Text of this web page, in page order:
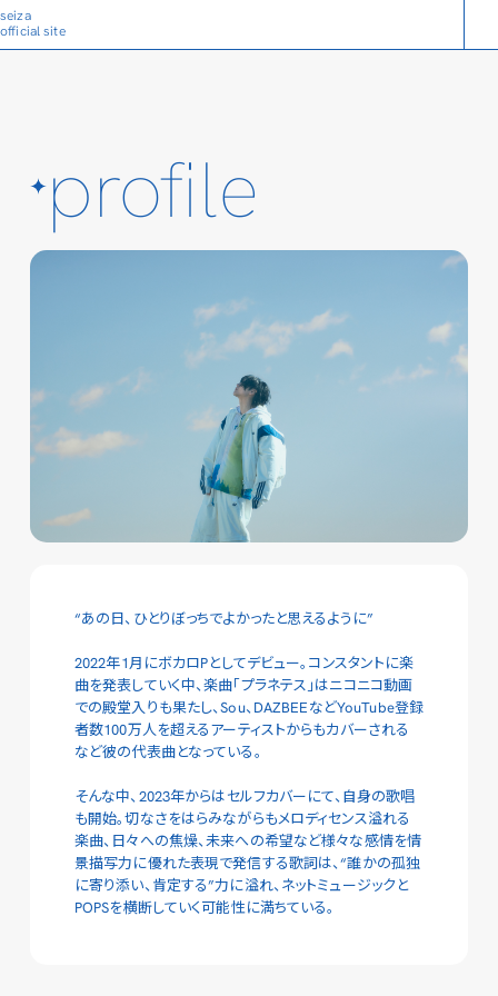
seiza
official site
profile
“あの日、ひとりぼっちでよかったと思えるように”
2022年1月にボカロPとしてデビュー。コンスタントに楽
曲を発表していく中、楽曲「プラネテス」はニコニコ動画
での殿堂入りも果たし、Sou、DAZBEEなどYouTube登録
者数100万人を超えるアーティストからもカバーされる
など彼の代表曲となっている。
そんな中、2023年からはセルフカバーにて、自身の歌唱
も開始。切なさをはらみながらもメロディセンス溢れる
楽曲、日々への焦燥、未来への希望など様々な感情を情
景描写力に優れた表現で発信する歌詞は、“誰かの孤独
に寄り添い、肯定する”力に溢れ、ネットミュージックと
POPSを横断していく可能性に満ちている。